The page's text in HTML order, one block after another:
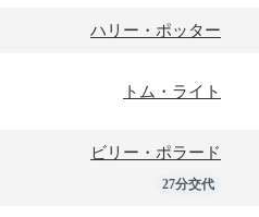
ハリー・ポッター
トム・ライト
ビリー・ポラード
27分交代